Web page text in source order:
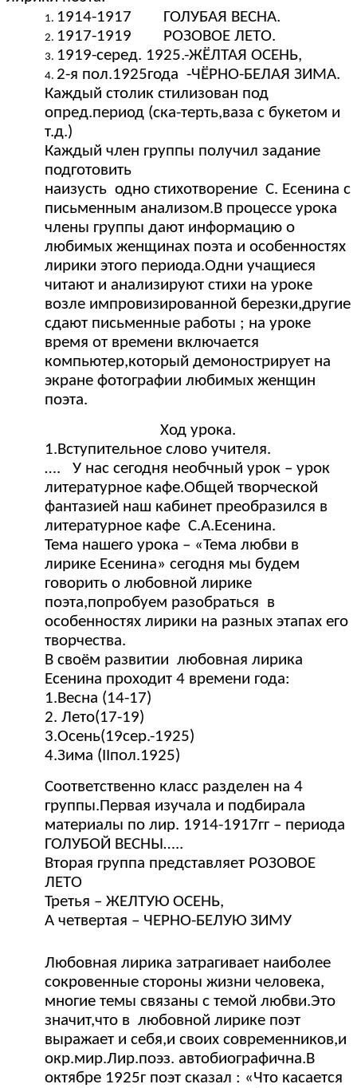
1914-1917 ГОЛУБАЯ ВЕСНА.
1917-1919 РОЗОВОЕ ЛЕТО.
1919-серед. 1925.-ЖЁЛТАЯ ОСЕНЬ,
2-я пол.1925года -ЧЁРНО-БЕЛАЯ ЗИМА.
Каждый столик стилизован под
опред.период (ска-терть,ваза с букетом и
т.д.)
Каждый член группы получил задание
подготовить
наизусть одно стихотворение С. Есенина с
письменным анализом.В процессе урока
члены группы дают информацию о
любимых женщинах поэта и особенностях
лирики этого периода.Одни учащиеся
читают и анализируют стихи на уроке
возле импровизированной березки,другие
сдают письменные работы ; на уроке
время от времени включается
компьютер,который демонострирует на
экране фотографии любимых женщин
поэта.
Ход урока.
1.Вступительное слово учителя.
…. У нас сегодня необчный урок – урок
литературное кафе.Общей творческой
фантазией наш кабинет преобразился в
литературное кафе С.А.Есенина.
Тема нашего урока – «Тема любви в
лирике Есенина» сегодня мы будем
говорить о любовной лирике
поэта,попробуем разобраться в
особенностях лирики на разных этапах его
творчества.
В своём развитии любовная лирика
Есенина проходит 4 времени года:
1.Весна (14-17)
2. Лето(17-19)
3.Осень(19сер.-1925)
4.Зима (IIпол.1925)
Соответственно класс разделен на 4
группы.Первая изучала и подбирала
материалы по лир. 1914-1917гг – периода
ГОЛУБОЙ ВЕСНЫ…..
Вторая группа представляет РОЗОВОЕ
ЛЕТО
Третья – ЖЕЛТУЮ ОСЕНЬ,
А четвертая – ЧЕРНО-БЕЛУЮ ЗИМУ
Любовная лирика затрагивает наиболее
сокровенные стороны жизни человека,
многие темы связаны с темой любви.Это
значит,что в любовной лирике поэт
выражает и себя,и своих современников,и
окр.мир.Лир.поэз. автобиографична.В
октябре 1925г поэт сказал : «Что касается